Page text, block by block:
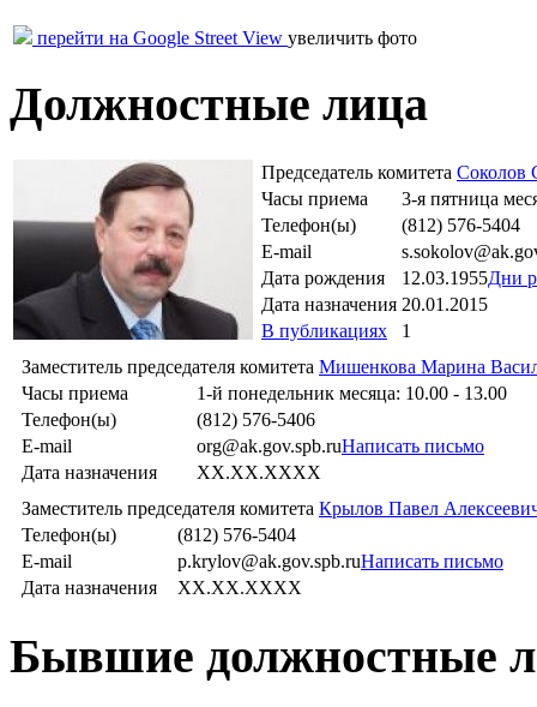
перейти на Google Street View увеличить фото
Должностные лица
Председатель комитета Соколов
Часы приема
3-я пятница
Телефон(ы)
(812) 576-5404
E-mail
Дата рождения
12.03.1955Дни
Дата назначения 20.01.2015
В публикациях
1
Заместитель председателя комитета Мишенкова Марина
Часы приема
1-й понедельник месяца: 10.00 - 13.00
Телефон(ы)
(812) 576-5406
E-mail
org@ak.gov.spb.ruНаписать письмо
Дата назначения
XX.XX.XXXX
Заместитель председателя комитета Крылов Павел
Телефон(ы)
(812) 576-5404
E-mail
p.krylov@ak.gov.spb.ruНаписать письмо
Дата назначения
XX.XX.XXXX
Бывшие должностные